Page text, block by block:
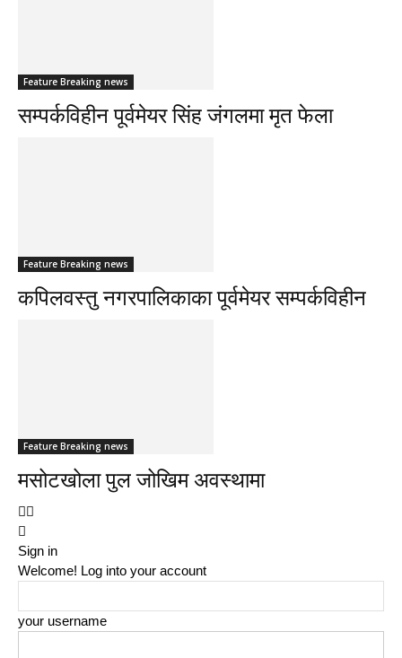
Feature Breaking news
सम्पर्कविहीन पूर्वमेयर सिंह जंगलमा मृत फेला
Feature Breaking news
कपिलवस्तु नगरपालिकाका पूर्वमेयर सम्पर्कविहीन
Feature Breaking news
मसोटखोला पुल जोखिम अवस्थामा
Sign in
Welcome! Log into your account
your username